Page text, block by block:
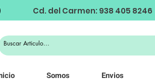
Cd. del Carmen: 938 405 8246
Somos Envios